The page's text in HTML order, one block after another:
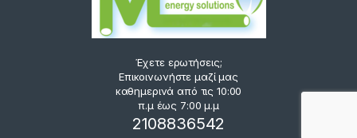
Έχετε ερωτήσεις;
Επικοινωνήστε μαζί μας
καθημερινά από τις 10:00
π.μ έως 7:00 μ.μ
2108836542